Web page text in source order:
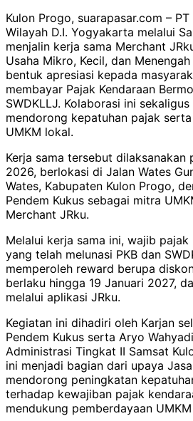
Kulon Progo, suarapasar.com –
Wilayah D.I. Yogyakarta melalui
menjalin kerja sama Merchant
Usaha Mikro, Kecil, dan
bentuk apresiasi kepada
membayar Pajak Kendaraan
SWDKLLJ. Kolaborasi ini
mendorong kepatuhan pajak
UMKM lokal.
Kerja sama tersebut dilaksanakan
2026, berlokasi di Jalan Wates
Wates, Kabupaten Kulon Progo,
Pendem Kukus sebagai mitra
Merchant JRku.
Melalui kerja sama ini, wajib
yang telah melunasi PKB dan
memperoleh reward berupa
berlaku hingga 19 Januari 2027,
melalui aplikasi JRku.
Kegiatan ini dihadiri oleh Karjan
Pendem Kukus serta Aryo
Administrasi Tingkat II Samsat
ini menjadi bagian dari upaya
mendorong peningkatan
terhadap kewajiban pajak
mendukung pemberdayaan